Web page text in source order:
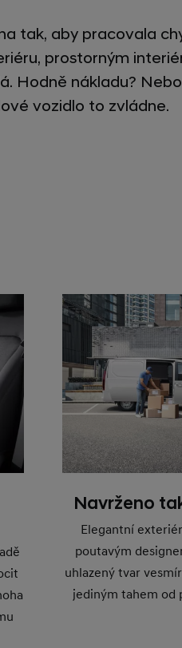
tak, aby pracovala
prostorným
Hodně nákladu?
vozidlo to zvládne.
Navrženo
Elegantní
poutavým
uhlazený tvar
jediným tahem od